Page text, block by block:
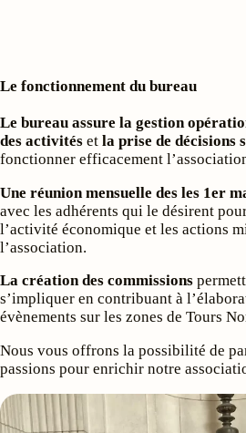
Le fonctionnement du bureau
Le bureau assure la gestion
des activités et la prise de décisions
fonctionner efficacement
Une réunion mensuelle des les 1er
avec les adhérents qui le désirent
l’activité économique et les actions
l’association.
La création des commissions
s’impliquer en contribuant à
évènements sur les zones de Tours
Nous vous offrons la possibilité de
passions pour enrichir notre